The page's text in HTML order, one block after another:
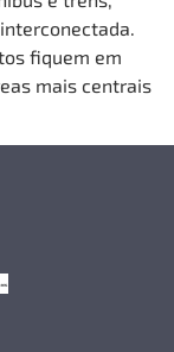
fiquem em
mais centrais